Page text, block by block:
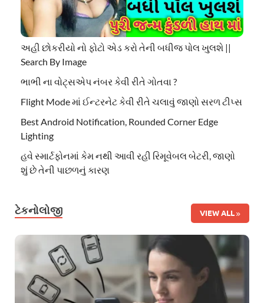
અહી છોકરીયો નો ફોટો એડ કરો તેની બધીજ પોલ ખુલશે ||
Search By Image
ભાભી ના વોટ્સએપ નંબર કેવી રીતે ગોતવા ?
Flight Mode માં ઈન્ટરનેટ કેવી રીતે ચલાવું જાણો સરળ ટીપ્સ
Best Android Notification, Rounded Corner Edge
Lighting
હવે સ્માર્ટફોનમાં કેમ નથી આવી રહી રિમૂવેબલ બેટરી, જાણો
શું છે તેની પાછળનું કારણ
ટેકનોલોજી VIEW ALL